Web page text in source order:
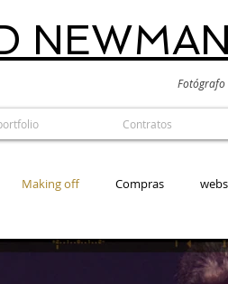
Fotógrafo
Contratos
Making off Compras webs
Revelado analógico